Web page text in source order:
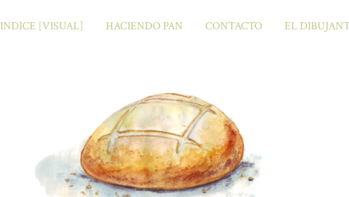
INDICE [VISUAL] HACIENDO PAN CONTACTO EL